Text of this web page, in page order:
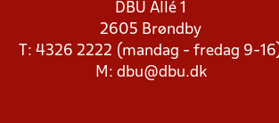
DBU Allé 1
2605 Brøndby
T: 4326 2222 (mandag - fredag 9-
M: dbu@dbu.dk